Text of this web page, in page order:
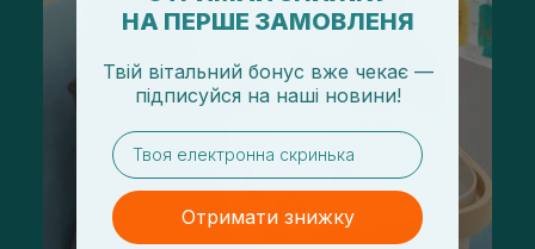
НА ПЕРШЕ ЗАМОВЛЕНЯ
Твій вітальний бонус вже чекає —
підписуйся на наші новини!
email
Отримати знижку